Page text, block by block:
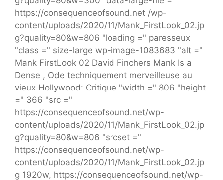
https://consequenceofsound.net /wp-
content/uploads/2020/11/Mank_FirstLook_02.jp
g?quality=80&w=806 "loading =" paresseux
"class =" size-large wp-image-1083683 "alt ="
Mank FirstLook 02 David Finchers Mank Is a
Dense , Ode techniquement merveilleuse au
vieux Hollywood: Critique "width =" 806 "height
=" 366 "src ="
https://consequenceofsound.net/wp-
content/uploads/2020/11/Mank_FirstLook_02.jp
g?quality=80&w=806 "srcset ="
https://consequenceofsound.net/wp-
content/uploads/2020/11/Mank_FirstLook_02.jp
g 1920w, https://consequenceofsound.net/wp-